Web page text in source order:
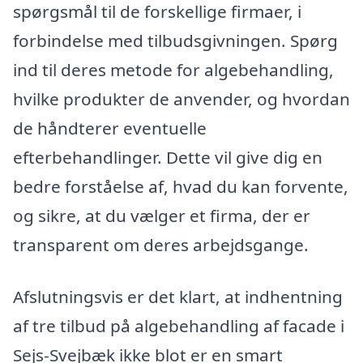
spørgsmål til de forskellige firmaer, i
forbindelse med tilbudsgivningen. Spørg
ind til deres metode for algebehandling,
hvilke produkter de anvender, og hvordan
de håndterer eventuelle
efterbehandlinger. Dette vil give dig en
bedre forståelse af, hvad du kan forvente,
og sikre, at du vælger et firma, der er
transparent om deres arbejdsgange.
Afslutningsvis er det klart, at indhentning
af tre tilbud på algebehandling af facade i
Sejs-Svejbæk ikke blot er en smart